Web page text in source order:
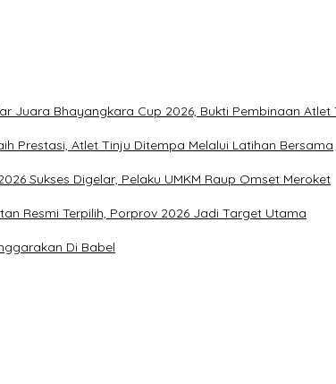
Juara Bhayangkara Cup 2026, Bukti Pembinaan Atlet
Prestasi, Atlet Tinju Ditempa Melalui Latihan Bersama
Sukses Digelar, Pelaku UMKM Raup Omset Meroket
Resmi Terpilih, Porprov 2026 Jadi Target Utama
Di Babel